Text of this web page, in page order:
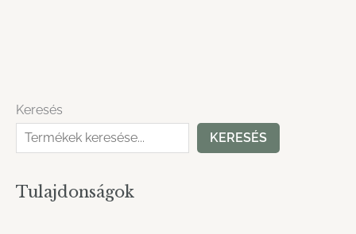
Keresés
KERESÉS
Tulajdonságok